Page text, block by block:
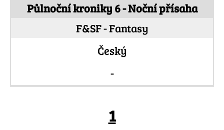
Půlnoční kroniky 6 - Noční přísaha
F&SF - Fantasy
Český
-
1